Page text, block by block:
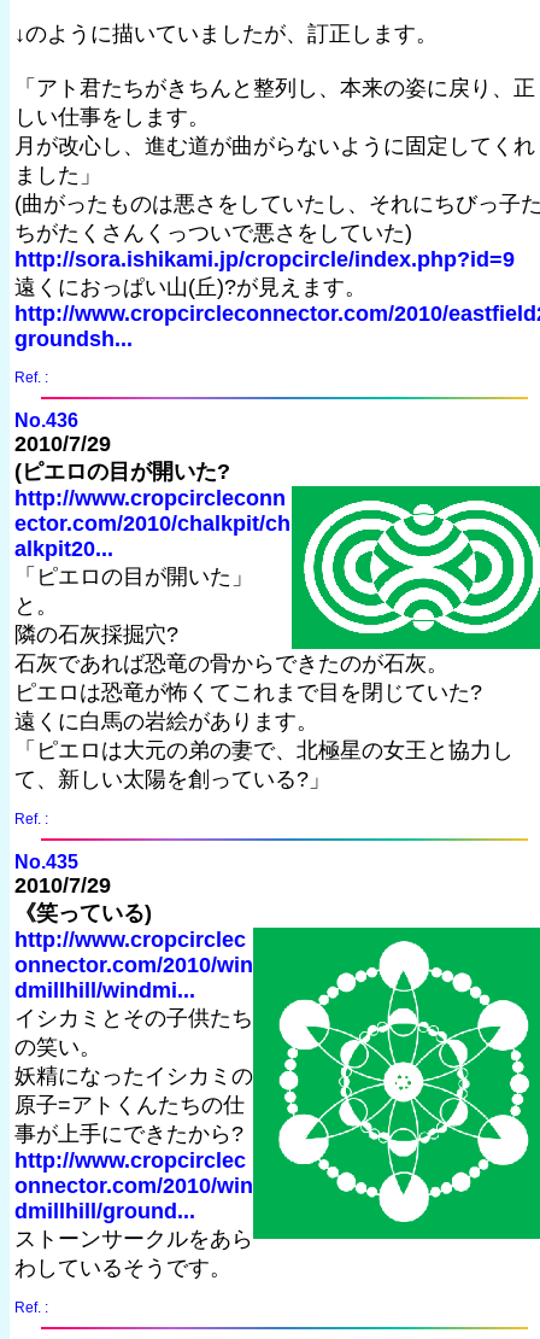
↓のように描いていましたが、訂正します。
「アト君たちがきちんと整列し、本来の姿に戻り、正
しい仕事をします。
月が改心し、進む道が曲がらないように固定してくれ
ました」
(曲がったものは悪さをしていたし、それにちびっ子
ちがたくさんくっついで悪さをしていた)
http://sora.ishikami.jp/cropcircle/index.php?id=9
遠くにおっぱい山(丘)?が見えます。
http://www.cropcircleconnector.com/2010/
groundsh...
Ref. :
No.436
2010/7/29
(ピエロの目が開いた?
http://www.cropcircleconn
ector.com/2010/chalkpit/ch
alkpit20...
「ピエロの目が開いた」
と。
隣の石灰採掘穴?
石灰であれば恐竜の骨からできたのが石灰。
ピエロは恐竜が怖くてこれまで目を閉じていた?
遠くに白馬の岩絵があります。
「ピエロは大元の弟の妻で、北極星の女王と協力し
て、新しい太陽を創っている?」
Ref. :
No.435
2010/7/29
《笑っている)
http://www.cropcirclec
onnector.com/2010/win
dmillhill/windmi...
イシカミとその子供たち
の笑い。
妖精になったイシカミの
原子=アトくんたちの仕
事が上手にできたから?
http://www.cropcirclec
onnector.com/2010/win
dmillhill/ground...
ストーンサークルをあら
わしているそうです。
Ref. :